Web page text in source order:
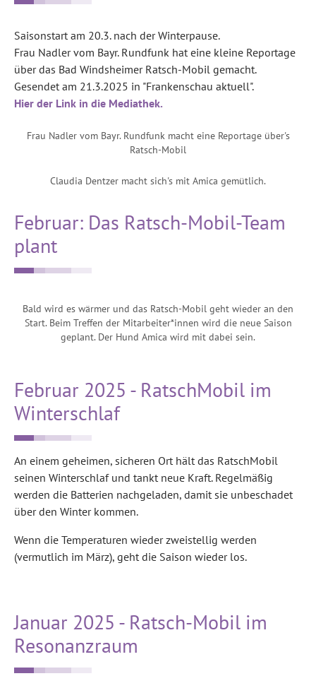
Frau Nadler vom Bayr. Rundfunk macht eine Reportage über's
Ratsch-Mobil
Claudia Dentzer macht sich's mit Amica gemütlich.
Saisonstart am 20.3. nach der Winterpause.
Frau Nadler vom Bayr. Rundfunk hat eine kleine Reportage
über das Bad Windsheimer Ratsch-Mobil gemacht.
Gesendet am 21.3.2025 in "Frankenschau aktuell".
Hier der Link in die Mediathek.
Februar: Das Ratsch-Mobil-Team
plant
Bald wird es wärmer und das Ratsch-Mobil geht wieder an den
Start. Beim Treffen der Mitarbeiter*innen wird die neue Saison
geplant. Der Hund Amica wird mit dabei sein.
Februar 2025 - RatschMobil im
Winterschlaf
An einem geheimen, sicheren Ort hält das RatschMobil
seinen Winterschlaf und tankt neue Kraft. Regelmäßig
werden die Batterien nachgeladen, damit sie unbeschadet
über den Winter kommen.
Wenn die Temperaturen wieder zweistellig werden
(vermutlich im März), geht die Saison wieder los.
Januar 2025 - Ratsch-Mobil im
Resonanzraum